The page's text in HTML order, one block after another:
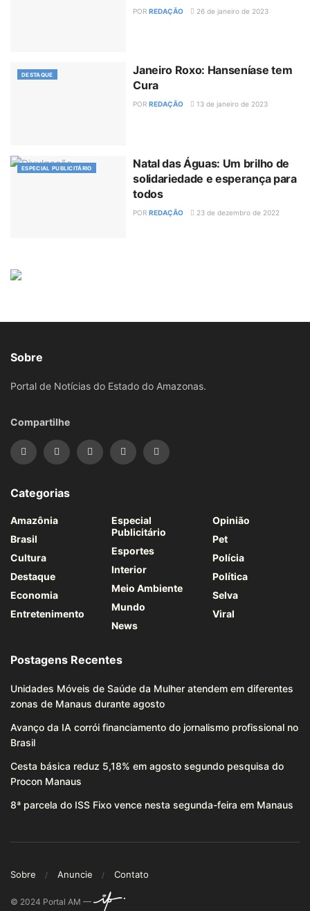
POR REDAÇÃO 26 de janeiro de 2023
DESTAQUE
Janeiro Roxo: Hanseníase tem
Cura
POR REDAÇÃO 13 de janeiro de 2023
ESPECIAL PUBLICITÁRIO
Natal das Águas: Um brilho de
solidariedade e esperança para
todos
POR REDAÇÃO 23 de dezembro de 2022
Sobre
Portal de Notícias do Estado do Amazonas.
Compartilhe
Categorias
Amazônia
Brasil
Cultura
Destaque
Economia
Entretenimento
Especial
Publicitário
Esportes
Interior
Meio Ambiente
Mundo
News
Opinião
Pet
Polícia
Política
Selva
Viral
Postagens Recentes
Unidades Móveis de Saúde da Mulher atendem em diferentes
zonas de Manaus durante agosto
Avanço da IA corrói financiamento do jornalismo profissional no
Brasil
Cesta básica reduz 5,18% em agosto segundo pesquisa do
Procon Manaus
8ª parcela do ISS Fixo vence nesta segunda-feira em Manaus
Sobre Anuncie Contato
© 2024 Portal AM —